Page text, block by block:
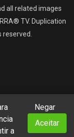
a
Negar
Aceitar
all related images
TV. Duplication